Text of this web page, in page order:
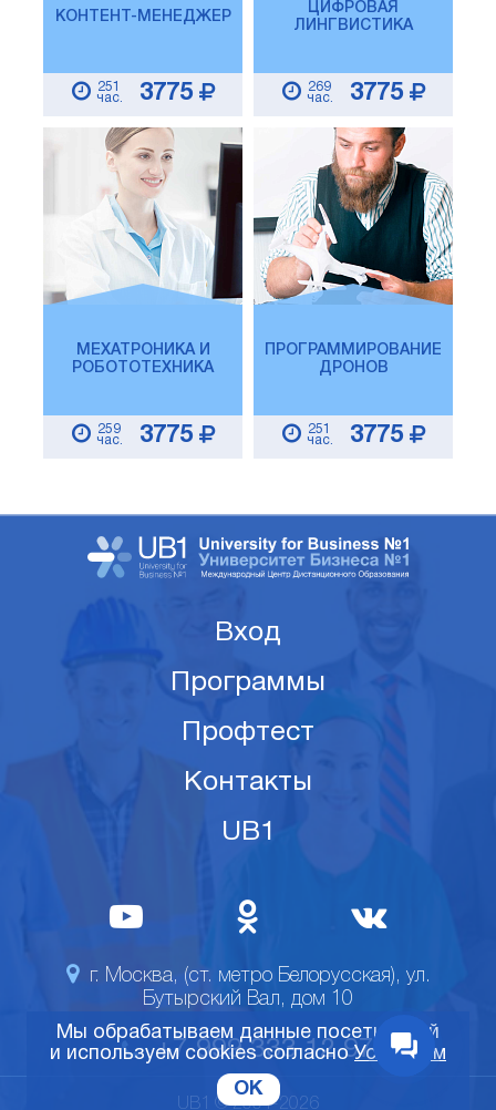
КОНТЕНТ-МЕНЕДЖЕР
251
час.
3775
ЦИФРОВАЯ
ЛИНГВИСТИКА
269
час.
3775
МЕХАТРОНИКА И
РОБОТОТЕХНИКА
259
час.
3775
ПРОГРАММИРОВАНИЕ
ДРОНОВ
251
час.
3775
Вход
Программы
Профтест
Контакты
UB1
г. Москва, (ст. метро Белорусская), ул.
Бутырский Вал, дом 10
+7 999 333 12 97
UB1 © 2001-2026
Мы обрабатываем данные посетителей
и используем cookies согласноУсловиям
OK